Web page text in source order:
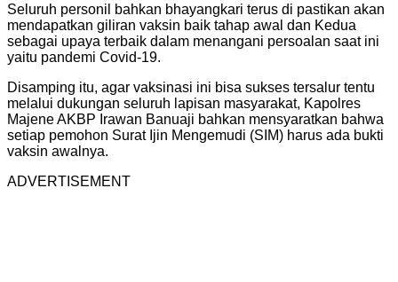
Seluruh personil bahkan bhayangkari terus di pastikan akan
mendapatkan giliran vaksin baik tahap awal dan Kedua
sebagai upaya terbaik dalam menangani persoalan saat ini
yaitu pandemi Covid-19.
Disamping itu, agar vaksinasi ini bisa sukses tersalur tentu
melalui dukungan seluruh lapisan masyarakat, Kapolres
Majene AKBP Irawan Banuaji bahkan mensyaratkan bahwa
setiap pemohon Surat Ijin Mengemudi (SIM) harus ada bukti
vaksin awalnya.
ADVERTISEMENT